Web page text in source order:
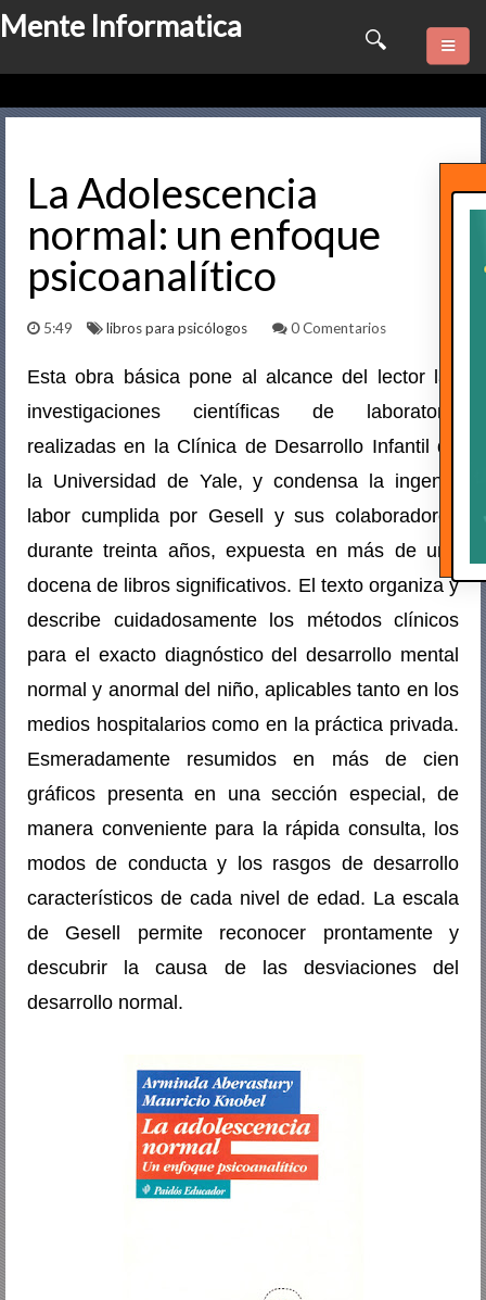
Mente Informatica
Quienes somos
Consulta Online
Software
Marketing
Series
Contactame
La Adolescencia
normal: un enfoque
psicoanalítico
5:49 libros para psicólogos 0 Comentarios
Esta obra básica pone al alcance del lector las
investigaciones científicas de laboratorio
realizadas en la Clínica de Desarrollo Infantil de
la Universidad de Yale, y condensa la ingente
labor cumplida por Gesell y sus colaboradores
durante treinta años, expuesta en más de una
docena de libros significativos. El texto organiza y
describe cuidadosamente los métodos clínicos
para el exacto diagnóstico del desarrollo mental
normal y anormal del niño, aplicables tanto en los
medios hospitalarios como en la práctica privada.
Esmeradamente resumidos en más de cien
gráficos presenta en una sección especial, de
manera conveniente para la rápida consulta, los
modos de conducta y los rasgos de desarrollo
característicos de cada nivel de edad. La escala
de Gesell permite reconocer prontamente y
descubrir la causa de las desviaciones del
desarrollo normal.